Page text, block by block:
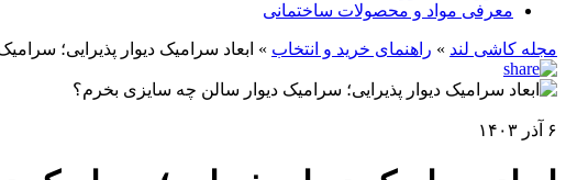
معرفی مواد و محصولات ساختمانی
مجله کاشی لند » راهنمای خرید و انتخاب » ابعاد سرامیک دیوار پذیرایی؛
۶ آذر ۱۴۰۳